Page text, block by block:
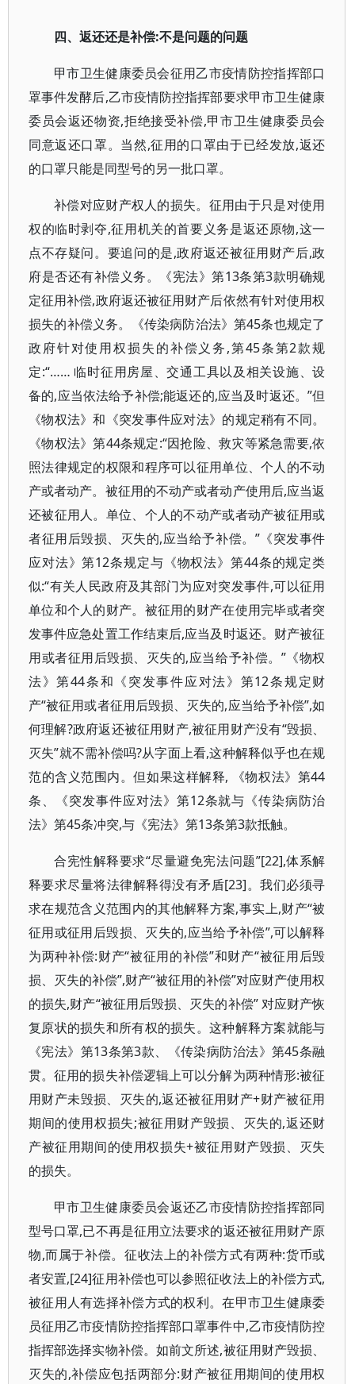
四、返还还是补偿:不是问题的问题
甲市卫生健康委员会征用乙市疫情防控指挥部口
罩事件发酵后,乙市疫情防控指挥部要求甲市卫生健康
委员会返还物资,拒绝接受补偿,甲市卫生健康委员会
同意返还口罩。当然,征用的口罩由于已经发放,返还
的口罩只能是同型号的另一批口罩。
补偿对应财产权人的损失。征用由于只是对使用
权的临时剥夺,征用机关的首要义务是返还原物,这一
点不存疑问。要追问的是,政府返还被征用财产后,政
府是否还有补偿义务。《宪法》第13条第3款明确规
定征用补偿,政府返还被征用财产后依然有针对使用权
损失的补偿义务。《传染病防治法》第45条也规定了
政府针对使用权损失的补偿义务,第45条第2款规
定:“…… 临时征用房屋、交通工具以及相关设施、设
备的,应当依法给予补偿;能返还的,应当及时返还。”但
《物权法》和《突发事件应对法》的规定稍有不同。
《物权法》第44条规定:“因抢险、救灾等紧急需要,依
照法律规定的权限和程序可以征用单位、个人的不动
产或者动产。被征用的不动产或者动产使用后,应当返
还被征用人。单位、个人的不动产或者动产被征用或
者征用后毁损、灭失的,应当给予补偿。”《突发事件
应对法》第12条规定与《物权法》第44条的规定类
似:“有关人民政府及其部门为应对突发事件,可以征用
单位和个人的财产。被征用的财产在使用完毕或者突
发事件应急处置工作结束后,应当及时返还。财产被征
用或者征用后毁损、灭失的,应当给予补偿。”《物权
法》第44条和《突发事件应对法》第12条规定财
产“被征用或者征用后毁损、灭失的,应当给予补偿”,如
何理解?政府返还被征用财产,被征用财产没有“毁损、
灭失”就不需补偿吗?从字面上看,这种解释似乎也在规
范的含义范围内。但如果这样解释, 《物权法》第44
条、《突发事件应对法》第12条就与《传染病防治
法》第45条冲突,与《宪法》第13条第3款抵触。
合宪性解释要求“尽量避免宪法问题”[22],体系解
释要求尽量将法律解释得没有矛盾[23]。我们必须寻
求在规范含义范围内的其他解释方案,事实上,财产“被
征用或征用后毁损、灭失的,应当给予补偿”,可以解释
为两种补偿:财产“被征用的补偿”和财产“被征用后毁
损、灭失的补偿”,财产“被征用的补偿”对应财产使用权
的损失,财产“被征用后毁损、灭失的补偿” 对应财产恢
复原状的损失和所有权的损失。这种解释方案就能与
《宪法》第13条第3款、《传染病防治法》第45条融
贯。征用的损失补偿逻辑上可以分解为两种情形:被征
用财产未毁损、灭失的,返还被征用财产+财产被征用
期间的使用权损失;被征用财产毁损、灭失的,返还财
产被征用期间的使用权损失+被征用财产毁损、灭失
的损失。
甲市卫生健康委员会返还乙市疫情防控指挥部同
型号口罩,已不再是征用立法要求的返还被征用财产原
物,而属于补偿。征收法上的补偿方式有两种:货币或
者安置,[24]征用补偿也可以参照征收法上的补偿方式,
被征用人有选择补偿方式的权利。在甲市卫生健康委
员征用乙市疫情防控指挥部口罩事件中,乙市疫情防控
指挥部选择实物补偿。如前文所述,被征用财产毁损、
灭失的,补偿应包括两部分:财产被征用期间的使用权